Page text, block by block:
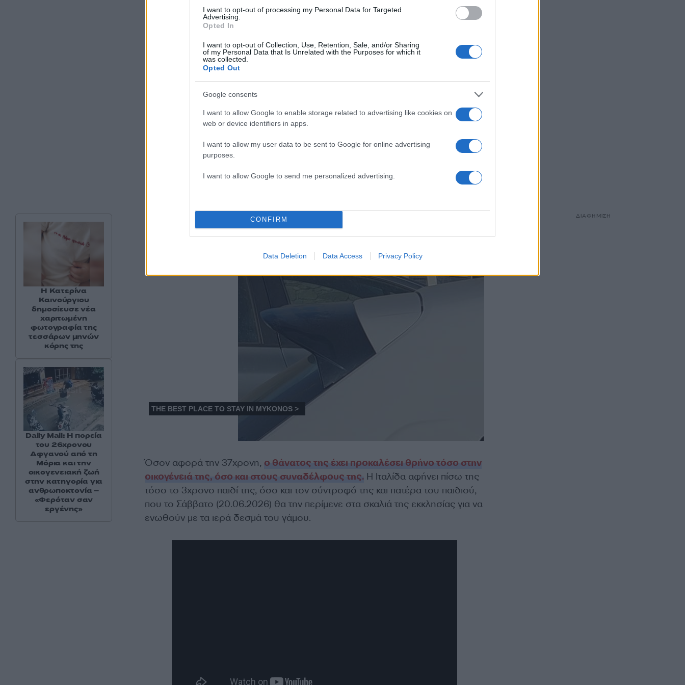
I want to opt-out of processing my Personal Data for Targeted
Advertising.
Opted In
I want to opt-out of Collection, Use, Retention, Sale, and/or Sharing
of my Personal Data that Is Unrelated with the Purposes for which it
was collected.
Opted Out
Google consents
I want to allow Google to enable storage related to advertising like cookies on
web or device identifiers in apps.
I want to allow my user data to be sent to Google for online advertising
purposes.
I want to allow Google to send me personalized advertising.
CONFIRM
Data Deletion Data Access Privacy Policy
Όσον αφορά την 37χρονη, ο θάνατος της έχει προκαλέσει θρήνο τόσο στην
οικογένειά της, όσο και στους συναδέλφους της.Η Ιταλίδα αφήνει πίσω της
τόσο το 3χρονο παιδί της, όσο και τον σύντροφό της και πατέρα του παιδιού,
που το Σάββατο (20.06.2026) θα την περίμενε στα σκαλιά της εκκλησίας για να
ενωθούν με τα ιερά δεσμά του γάμου.
Η Κατερίνα
Καινούργιου
δημοσίευσε νέα
χαριτωμένη
φωτογραφία της
τεσσάρων μηνών
κόρης της
Daily Mail: Η πορεία
του 26χρονου
Αφγανού από τη
Μόρια και την
οικογενειακή ζωή
στην κατηγορία για
ανθρωποκτονία –
«Φερόταν σαν
εργένης»
ΔΙΑΦΗΜΙΣΗ